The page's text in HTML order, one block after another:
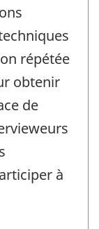
répétée
obtenir
de
à